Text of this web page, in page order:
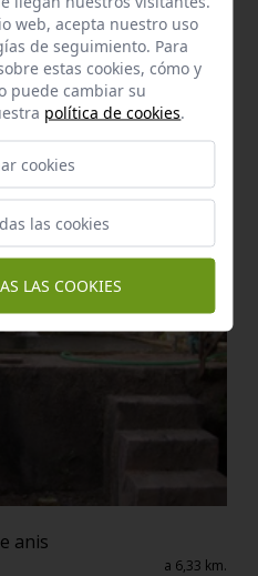
anis
a 6,33 km.
web, acepta nuestro uso
de seguimiento. Para
estas cookies, cómo y
puede cambiar su
política de cookies.
cookies
las cookies
LAS COOKIES